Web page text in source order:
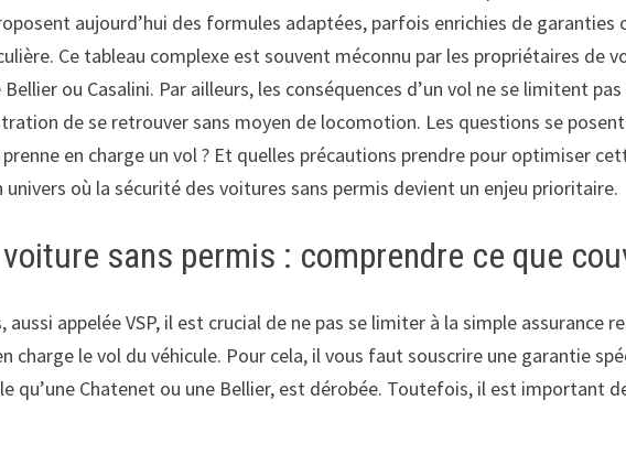
aujourd’hui des formules adaptées, parfois enrichies de
Ce tableau complexe est souvent méconnu par les propriétaires de
ou Casalini. Par ailleurs, les conséquences d’un vol ne se limitent
de se retrouver sans moyen de locomotion. Les questions se
prenne en charge un vol ? Et quelles précautions prendre pour optimiser
univers où la sécurité des voitures sans permis devient un enjeu prioritaire.
sans permis : comprendre ce que
aussi appelée VSP, il est crucial de ne pas se limiter à la simple
charge le vol du véhicule. Pour cela, il vous faut souscrire une garantie
qu’une Chatenet ou une Bellier, est dérobée. Toutefois, il est important